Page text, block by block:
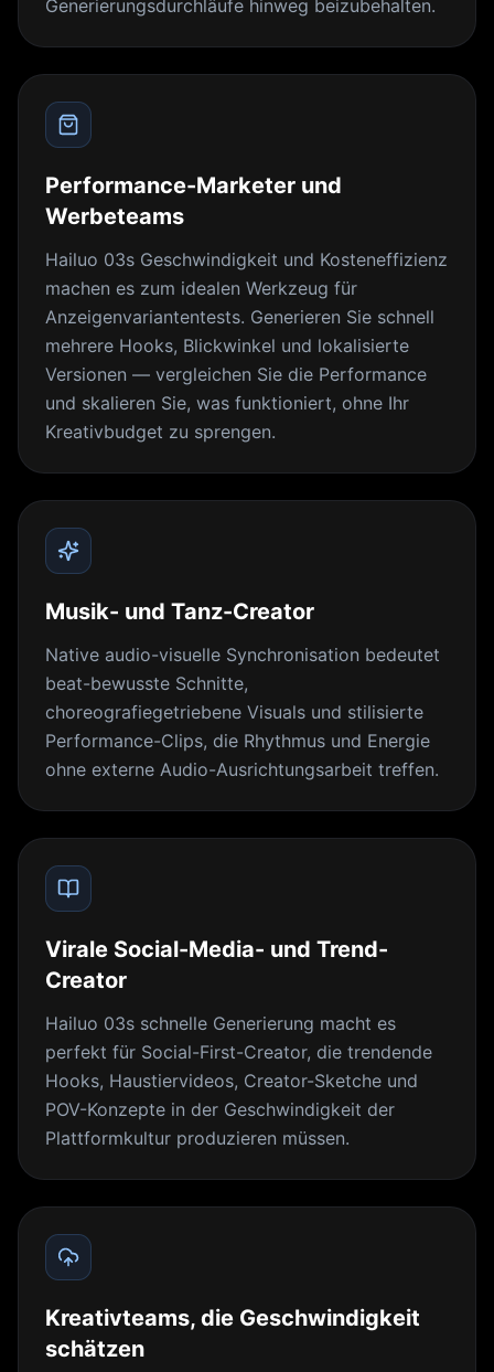
Generierungsdurchläufe hinweg beizubehalten.
Performance-Marketer und
Werbeteams
Hailuo 03s Geschwindigkeit und Kosteneffizienz
machen es zum idealen Werkzeug für
Anzeigenvariantentests. Generieren Sie schnell
mehrere Hooks, Blickwinkel und lokalisierte
Versionen — vergleichen Sie die Performance
und skalieren Sie, was funktioniert, ohne Ihr
Kreativbudget zu sprengen.
Musik- und Tanz-Creator
Native audio-visuelle Synchronisation bedeutet
beat-bewusste Schnitte,
choreografiegetriebene Visuals und stilisierte
Performance-Clips, die Rhythmus und Energie
ohne externe Audio-Ausrichtungsarbeit treffen.
Virale Social-Media- und Trend-
Creator
Hailuo 03s schnelle Generierung macht es
perfekt für Social-First-Creator, die trendende
Hooks, Haustiervideos, Creator-Sketche und
POV-Konzepte in der Geschwindigkeit der
Plattformkultur produzieren müssen.
Kreativteams, die Geschwindigkeit
schätzen